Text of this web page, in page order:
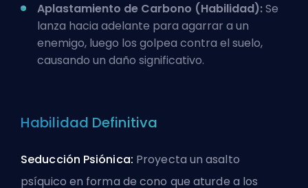
Aplastamiento de Carbono (Habilidad):Se
lanza hacia adelante para agarrar a un
enemigo, luego los golpea contra el suelo,
causando un daño significativo.
Habilidad Definitiva
Seducción Psiónica: Proyecta un asalto
psíquico en forma de cono que aturde a los